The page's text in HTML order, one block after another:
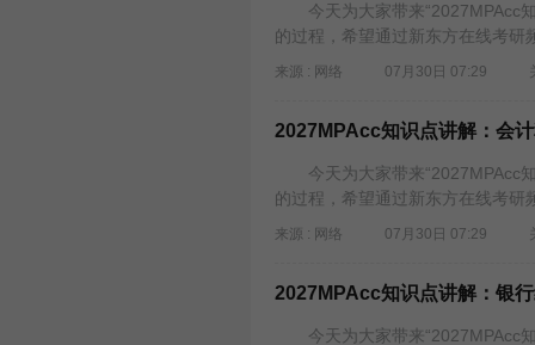
今天为大家带来“2027MPAcc知
的过程，希望通过新东方在线考
来源 : 网络 07月30日 07:29
2027MPAcc知识点讲解：会
今天为大家带来“2027MPAcc知
的过程，希望通过新东方在线考
来源 : 网络 07月30日 07:29
2027MPAcc知识点讲解：银
今天为大家带来“2027MPAcc知